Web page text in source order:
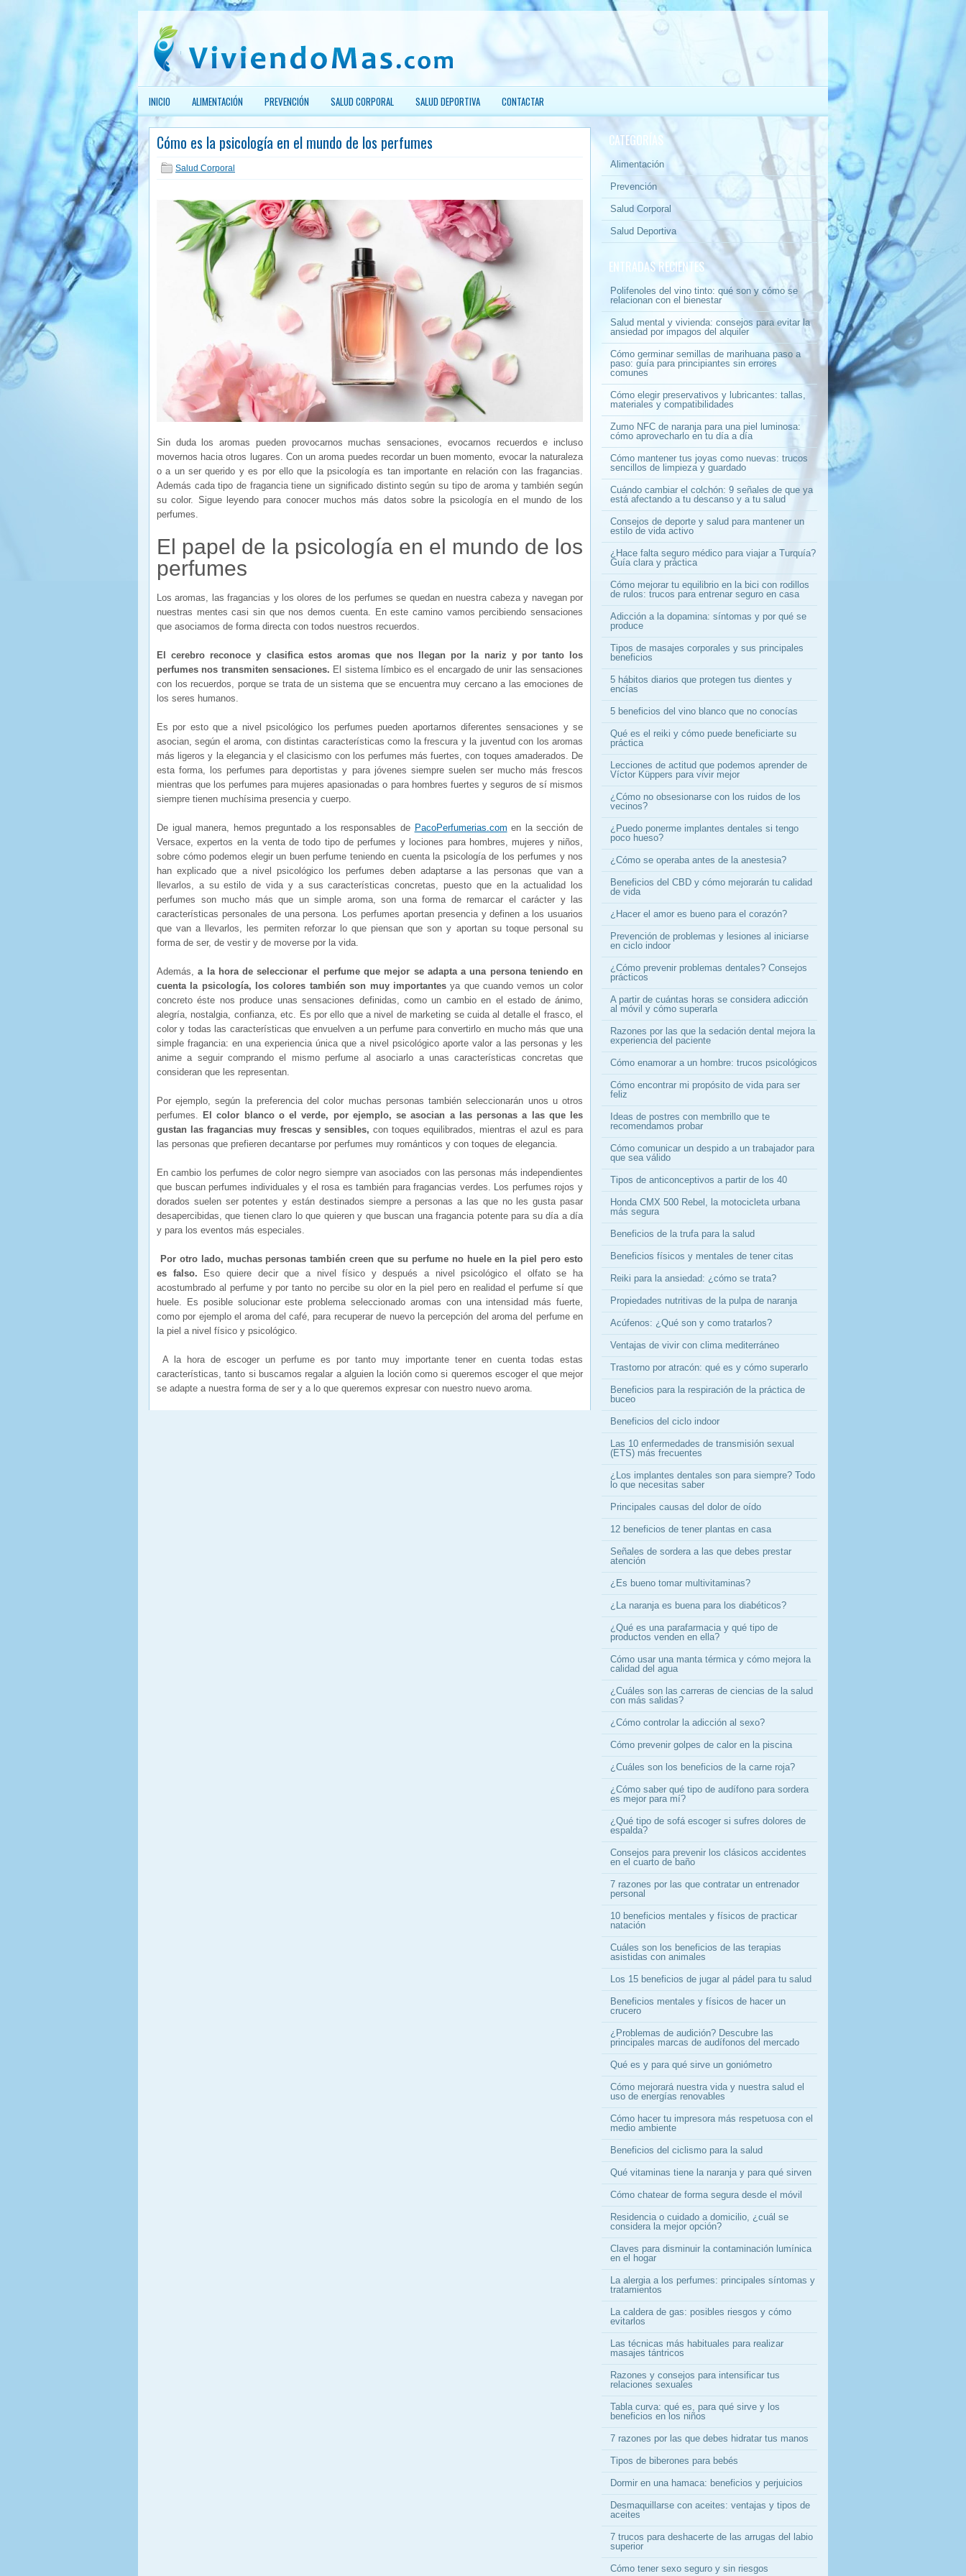
INICIO ALIMENTACIÓN PREVENCIÓN SALUD CORPORAL SALUD DEPORTIVA CONTACTAR
Cómo es la psicología en el mundo de los perfumes
Salud Corporal
Sin duda los aromas pueden provocarnos muchas sensaciones, evocarnos recuerdos e incluso
movernos hacia otros lugares. Con un aroma puedes recordar un buen momento, evocar la naturaleza
o a un ser querido y es por ello que la psicología es tan importante en relación con las fragancias.
Además cada tipo de fragancia tiene un significado distinto según su tipo de aroma y también según
su color. Sigue leyendo para conocer muchos más datos sobre la psicología en el mundo de los
perfumes.
El papel de la psicología en el mundo de los
perfumes
Los aromas, las fragancias y los olores de los perfumes se quedan en nuestra cabeza y navegan por
nuestras mentes casi sin que nos demos cuenta. En este camino vamos percibiendo sensaciones
que asociamos de forma directa con todos nuestros recuerdos.
El cerebro reconoce y clasifica estos aromas que nos llegan por la nariz y por tanto los
perfumes nos transmiten sensaciones. El sistema límbico es el encargado de unir las sensaciones
con los recuerdos, porque se trata de un sistema que se encuentra muy cercano a las emociones de
los seres humanos.
Es por esto que a nivel psicológico los perfumes pueden aportarnos diferentes sensaciones y se
asocian, según el aroma, con distintas características como la frescura y la juventud con los aromas
más ligeros y la elegancia y el clasicismo con los perfumes más fuertes, con toques amaderados. De
esta forma, los perfumes para deportistas y para jóvenes siempre suelen ser mucho más frescos
mientras que los perfumes para mujeres apasionadas o para hombres fuertes y seguros de sí mismos
siempre tienen muchísima presencia y cuerpo.
De igual manera, hemos preguntado a los responsables de PacoPerfumerias.com en la sección de
Versace, expertos en la venta de todo tipo de perfumes y lociones para hombres, mujeres y niños,
sobre cómo podemos elegir un buen perfume teniendo en cuenta la psicología de los perfumes y nos
han explicado que a nivel psicológico los perfumes deben adaptarse a las personas que van a
llevarlos, a su estilo de vida y a sus características concretas, puesto que en la actualidad los
perfumes son mucho más que un simple aroma, son una forma de remarcar el carácter y las
características personales de una persona. Los perfumes aportan presencia y definen a los usuarios
que van a llevarlos, les permiten reforzar lo que piensan que son y aportan su toque personal su
forma de ser, de vestir y de moverse por la vida.
Además,a
la hora de seleccionar el perfume que mejor se adapta a una persona teniendo en
cuenta la psicología, los colores también son muy importantesya que cuando vemos un color
concreto éste nos produce unas sensaciones definidas, como un cambio en el estado de ánimo,
alegría, nostalgia, confianza, etc. Es por ello que a nivel de marketing se cuida al detalle el frasco, el
color y todas las características que envuelven a un perfume para convertirlo en mucho más que una
simple fragancia: en una experiencia única que a nivel psicológico aporte valor a las personas y les
anime a seguir comprando el mismo perfume al asociarlo a unas características concretas que
consideran que les representan.
Por ejemplo, según la preferencia del color muchas personas también seleccionarán unos u otros
perfumes. El color blanco o el verde, por ejemplo, se asocian a las personas a las que les
gustan las fragancias muy frescas y sensibles, con toques equilibrados, mientras el azul es para
las personas que prefieren decantarse por perfumes muy románticos y con toques de elegancia.
En cambio los perfumes de color negro siempre van asociados con las personas más independientes
que buscan perfumes individuales y el rosa es también para fragancias verdes. Los perfumes rojos y
dorados suelen ser potentes y están destinados siempre a personas a las que no les gusta pasar
desapercibidas, que tienen claro lo que quieren y que buscan una fragancia potente para su día a día
y para los eventos más especiales.
Por otro lado, muchas personas también creen que su perfume no huele en la piel pero esto
es falso. Eso quiere decir que a nivel físico y después a nivel psicológico el olfato se ha
acostumbrado al perfume y por tanto no percibe su olor en la piel pero en realidad el perfume sí que
huele. Es posible solucionar este problema seleccionado aromas con una intensidad más fuerte,
como por ejemplo el aroma del café, para recuperar de nuevo la percepción del aroma del perfume en
la piel a nivel físico y psicológico.
A la hora de escoger un perfume es por tanto muy importante tener en cuenta todas estas
características, tanto si buscamos regalar a alguien la loción como si queremos escoger el que mejor
se adapte a nuestra forma de ser y a lo que queremos expresar con nuestro nuevo aroma.
CATEGORÍAS
Alimentación
Prevención
Salud Corporal
Salud Deportiva
ENTRADAS RECIENTES
Polifenoles del vino tinto: qué son y cómo se
relacionan con el bienestar
Salud mental y vivienda: consejos para evitar la
ansiedad por impagos del alquiler
Cómo germinar semillas de marihuana paso a
paso: guía para principiantes sin errores
comunes
Cómo elegir preservativos y lubricantes: tallas,
materiales y compatibilidades
Zumo NFC de naranja para una piel luminosa:
cómo aprovecharlo en tu día a día
Cómo mantener tus joyas como nuevas: trucos
sencillos de limpieza y guardado
Cuándo cambiar el colchón: 9 señales de que ya
está afectando a tu descanso y a tu salud
Consejos de deporte y salud para mantener un
estilo de vida activo
¿Hace falta seguro médico para viajar a Turquía?
Guía clara y práctica
Cómo mejorar tu equilibrio en la bici con rodillos
de rulos: trucos para entrenar seguro en casa
Adicción a la dopamina: síntomas y por qué se
produce
Tipos de masajes corporales y sus principales
beneficios
5 hábitos diarios que protegen tus dientes y
encías
5 beneficios del vino blanco que no conocías
Qué es el reiki y cómo puede beneficiarte su
práctica
Lecciones de actitud que podemos aprender de
Víctor Küppers para vivir mejor
¿Cómo no obsesionarse con los ruidos de los
vecinos?
¿Puedo ponerme implantes dentales si tengo
poco hueso?
¿Cómo se operaba antes de la anestesia?
Beneficios del CBD y cómo mejorarán tu calidad
de vida
¿Hacer el amor es bueno para el corazón?
Prevención de problemas y lesiones al iniciarse
en ciclo indoor
¿Cómo prevenir problemas dentales? Consejos
prácticos
A partir de cuántas horas se considera adicción
al móvil y cómo superarla
Razones por las que la sedación dental mejora la
experiencia del paciente
Cómo enamorar a un hombre: trucos psicológicos
Cómo encontrar mi propósito de vida para ser
feliz
Ideas de postres con membrillo que te
recomendamos probar
Cómo comunicar un despido a un trabajador para
que sea válido
Tipos de anticonceptivos a partir de los 40
Honda CMX 500 Rebel, la motocicleta urbana
más segura
Beneficios de la trufa para la salud
Beneficios físicos y mentales de tener citas
Reiki para la ansiedad: ¿cómo se trata?
Propiedades nutritivas de la pulpa de naranja
Acúfenos: ¿Qué son y como tratarlos?
Ventajas de vivir con clima mediterráneo
Trastorno por atracón: qué es y cómo superarlo
Beneficios para la respiración de la práctica de
buceo
Beneficios del ciclo indoor
Las 10 enfermedades de transmisión sexual
(ETS) más frecuentes
¿Los implantes dentales son para siempre? Todo
lo que necesitas saber
Principales causas del dolor de oído
12 beneficios de tener plantas en casa
Señales de sordera a las que debes prestar
atención
¿Es bueno tomar multivitaminas?
¿La naranja es buena para los diabéticos?
¿Qué es una parafarmacia y qué tipo de
productos venden en ella?
Cómo usar una manta térmica y cómo mejora la
calidad del agua
¿Cuáles son las carreras de ciencias de la salud
con más salidas?
¿Cómo controlar la adicción al sexo?
Cómo prevenir golpes de calor en la piscina
¿Cuáles son los beneficios de la carne roja?
¿Cómo saber qué tipo de audífono para sordera
es mejor para mí?
¿Qué tipo de sofá escoger si sufres dolores de
espalda?
Consejos para prevenir los clásicos accidentes
en el cuarto de baño
7 razones por las que contratar un entrenador
personal
10 beneficios mentales y físicos de practicar
natación
Cuáles son los beneficios de las terapias
asistidas con animales
Los 15 beneficios de jugar al pádel para tu salud
Beneficios mentales y físicos de hacer un
crucero
¿Problemas de audición? Descubre las
principales marcas de audífonos del mercado
Qué es y para qué sirve un goniómetro
Cómo mejorará nuestra vida y nuestra salud el
uso de energías renovables
Cómo hacer tu impresora más respetuosa con el
medio ambiente
Beneficios del ciclismo para la salud
Qué vitaminas tiene la naranja y para qué sirven
Cómo chatear de forma segura desde el móvil
Residencia o cuidado a domicilio, ¿cuál se
considera la mejor opción?
Claves para disminuir la contaminación lumínica
en el hogar
La alergia a los perfumes: principales síntomas y
tratamientos
La caldera de gas: posibles riesgos y cómo
evitarlos
Las técnicas más habituales para realizar
masajes tántricos
Razones y consejos para intensificar tus
relaciones sexuales
Tabla curva: qué es, para qué sirve y los
beneficios en los niños
7 razones por las que debes hidratar tus manos
Tipos de biberones para bebés
Dormir en una hamaca: beneficios y perjuicios
Desmaquillarse con aceites: ventajas y tipos de
aceites
7 trucos para deshacerte de las arrugas del labio
superior
Cómo tener sexo seguro y sin riesgos